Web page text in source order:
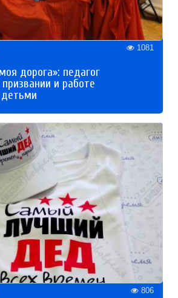
1081
дорога»: педагог
и работе
806